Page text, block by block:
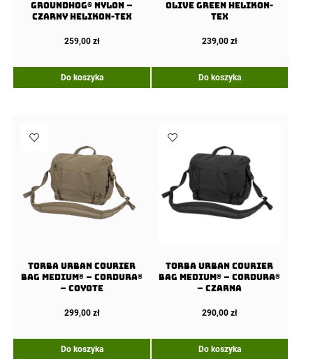
Groundhog® Nylon –
Czarny Helikon-Tex
259,00 zł
Do koszyka
Olive Green Helikon-
tex
239,00 zł
Do koszyka
Torba URBAN COURIER
BAG Medium® – Cordura®
– Coyote
299,00 zł
Do koszyka
Torba URBAN COURIER
BAG Medium® – Cordura®
– Czarna
290,00 zł
Do koszyka